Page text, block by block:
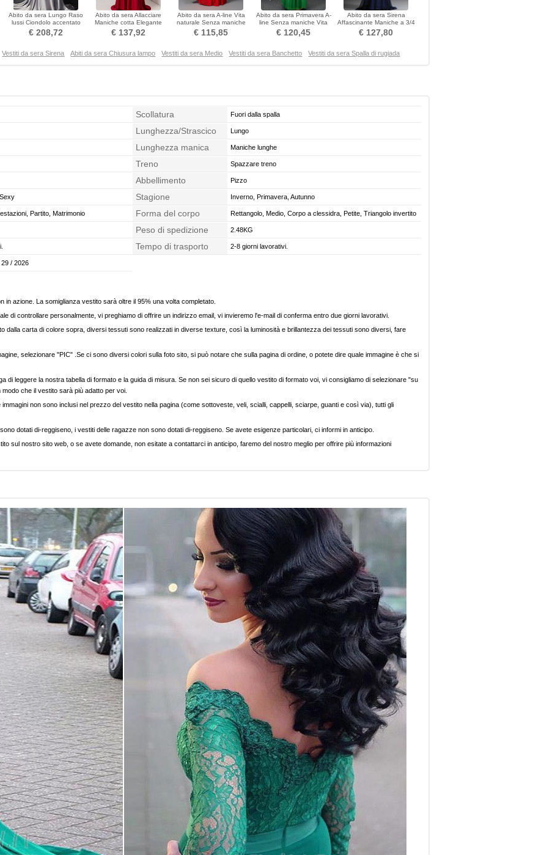
Abito da sera Lungo Raso
lussi Ciondolo accentato
gioiello Allacciare
€ 208,72
Abito da sera Allacciare
Maniche cotta Elegante
Maniche corte
€ 137,92
Abito da sera A-line Vita
naturale Senza maniche
Drappeggiato
€ 115,85
Abito da sera Primavera A-
line Senza maniche Vita
naturale Medio
€ 120,45
Abito da sera Sirena
Affascinante Maniche a 3/4
Chiffon Corsetto
pieghettato
€ 127,80
Vestiti da sera Sirena Abiti da sera Chiusura lampo Vestiti da sera Medio Vestiti da sera Banchetto Vestiti da sera Spalla di rugiada
Scollatura Fuori dalla spalla
Lunghezza/Strascico Lungo
Lunghezza manica Maniche lunghe
Treno Spazzare treno
Abbellimento Pizzo
Stagione Inverno, Primavera, Autunno
Partito, Matrimonio Forma del corpo Rettangolo, Medio, Corpo a clessidra, Petite, Triangolo invertito
Peso di spedizione 2.48KG
Tempo di trasporto 2-8 giorni lavorativi.
/ 2026
in azione. La somiglianza vestito sarà oltre il 95% una volta completato.
di controllare personalmente, vi preghiamo di offrire un indirizzo email, vi invieremo l'e-mail di conferma entro due giorni lavorativi.
dalla carta di colore sopra, diversi tessuti sono realizzati in diverse texture, così la luminosità e brillantezza dei tessuti sono diversi, fare
selezionare "PIC" .Se ci sono diversi colori sulla foto sito, si può notare che sulla pagina di ordine, o potete dire quale immagine è che si
di leggere la nostra tabella di formato e la guida di misura. Se non sei sicuro di quello vestito di formato voi, vi consigliamo di selezionare "su
che il vestito sarà più adatto per voi.
non sono inclusi nel prezzo del vestito nella pagina (come sottoveste, veli, scialli, cappelli, sciarpe, guanti e così via), tutti gli
dotati di-reggiseno, i vestiti delle ragazze non sono dotati di-reggiseno. Se avete esigenze particolari, ci informi in anticipo.
sul nostro sito web, o se avete domande, non esitate a contattarci in anticipo, faremo del nostro meglio per offrire più informazioni